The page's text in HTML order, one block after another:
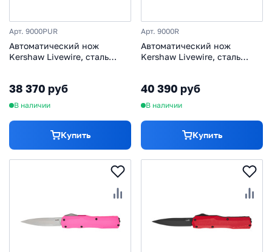
Арт. 9000PUR
Автоматический нож
Kershaw Livewire, сталь
38 370 руб
В наличии
Купить
Арт. 9000R
Автоматический нож
Kershaw Livewire, сталь
40 390 руб
В наличии
Купить